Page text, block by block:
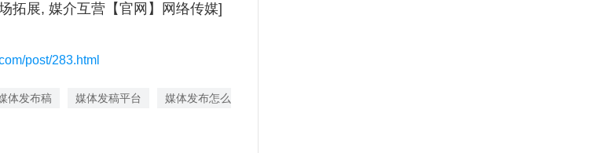
拓展, 媒介互营【官网】网络传媒]
post/283.html
体发布稿 媒体发稿平台 媒体发布怎么